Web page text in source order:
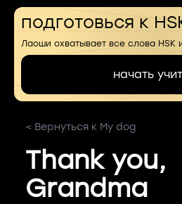
подготовься к
Лаоши охватывает все слова
начать
< Вернуться к My dog
Thank you,
Grandma